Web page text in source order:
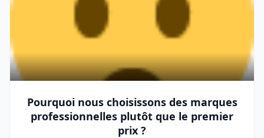
Pourquoi nous choisissons des marques
professionnelles plutôt que le premier
prix ?